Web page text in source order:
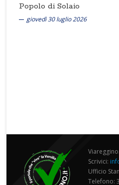
Popolo di Solaio
giovedì 30 luglio 2026
Scrivici:
Ufficio
Telefono: